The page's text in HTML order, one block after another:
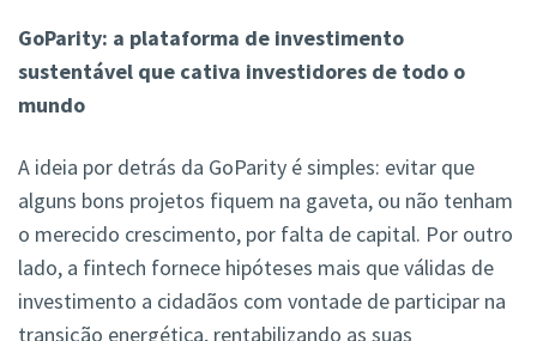
GoParity: a plataforma de investimento
sustentável que cativa investidores de todo o
mundo
A ideia por detrás da GoParity é simples: evitar que
alguns bons projetos fiquem na gaveta, ou não tenham
o merecido crescimento, por falta de capital. Por outro
lado, a fintech fornece hipóteses mais que válidas de
investimento a cidadãos com vontade de participar na
transição energética, rentabilizando as suas